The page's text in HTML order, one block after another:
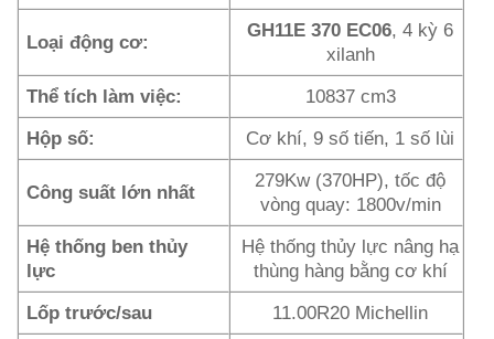
Loại động cơ:
GH11E 370 EC06, 4 kỳ 6
xilanh
Thể tích làm việc:
10837 cm3
Hộp số:
Cơ khí, 9 số tiến, 1 số lùi
Công suất lớn nhất
279Kw (370HP), tốc độ
vòng quay: 1800v/min
Hệ thống ben thủy
lực
Hệ thống thủy lực nâng hạ
thùng hàng bằng cơ khí
Lốp trước/sau
11.00R20 Michellin